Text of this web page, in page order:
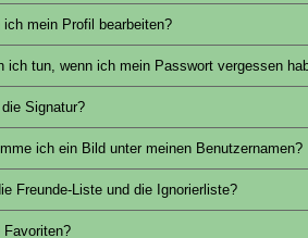
ich mein Profil bearbeiten?
ich tun, wenn ich mein Passwort vergessen
Signatur?
ich ein Bild unter meinen Benutzernamen?
Freunde-Liste und die Ignorierliste?